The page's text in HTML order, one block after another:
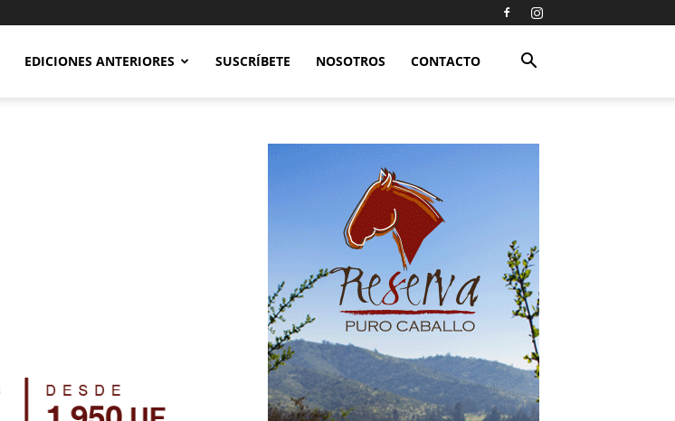
EDICIONES ANTERIORES SUSCRÍBETE NOSOTROS CONTACTO